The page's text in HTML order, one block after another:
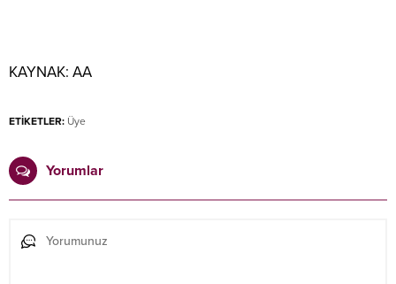
KAYNAK: AA
ETİKETLER: Üye
Yorumlar